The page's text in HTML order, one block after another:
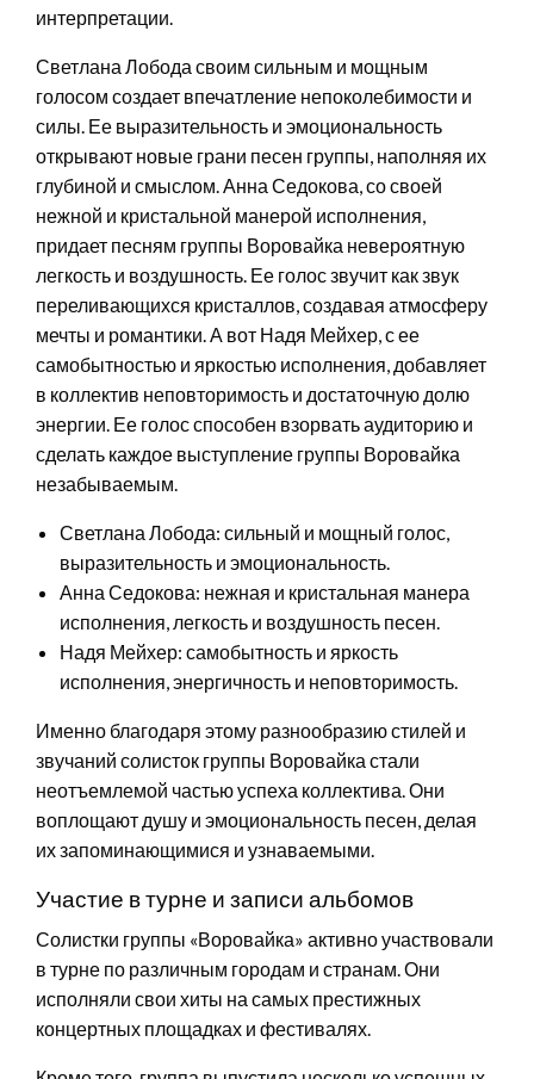
интерпретации.
Светлана Лобода своим сильным и мощным
голосом создает впечатление непоколебимости и
силы. Ее выразительность и эмоциональность
открывают новые грани песен группы, наполняя их
глубиной и смыслом. Анна Седокова, со своей
нежной и кристальной манерой исполнения,
придает песням группы Воровайка невероятную
легкость и воздушность. Ее голос звучит как звук
переливающихся кристаллов, создавая атмосферу
мечты и романтики. А вот Надя Мейхер, с ее
самобытностью и яркостью исполнения, добавляет
в коллектив неповторимость и достаточную долю
энергии. Ее голос способен взорвать аудиторию и
сделать каждое выступление группы Воровайка
незабываемым.
Светлана Лобода: сильный и мощный голос,
выразительность и эмоциональность.
Анна Седокова: нежная и кристальная манера
исполнения, легкость и воздушность песен.
Надя Мейхер: самобытность и яркость
исполнения, энергичность и неповторимость.
Именно благодаря этому разнообразию стилей и
звучаний солисток группы Воровайка стали
неотъемлемой частью успеха коллектива. Они
воплощают душу и эмоциональность песен, делая
их запоминающимися и узнаваемыми.
Участие в турне и записи альбомов
Солистки группы «Воровайка» активно участвовали
в турне по различным городам и странам. Они
исполняли свои хиты на самых престижных
концертных площадках и фестивалях.